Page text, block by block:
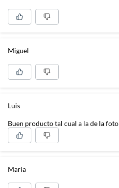
Miguel
Luis
Buen producto tal cual a la de la foto
Maria